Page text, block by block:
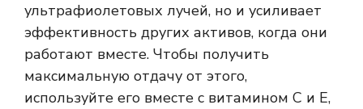
ультрафиолетовых лучей, но и усиливает
эффективность других активов, когда они
работают вместе. Чтобы получить
максимальную отдачу от этого,
используйте его вместе с витамином C и E,